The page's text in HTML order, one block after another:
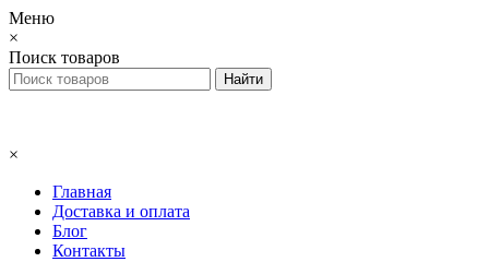
Меню
×
Поиск товаров
×
Главная
Доставка и оплата
Блог
Контакты